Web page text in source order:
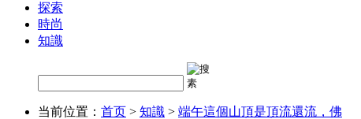
探索
時尚
知識
当前位置： 首页 > 知識 > 端午這個山頂是頂流還流，佛